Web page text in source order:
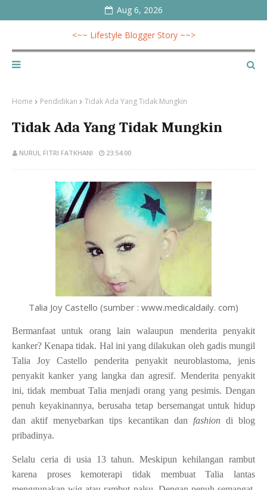
Aug 6, 2026
<~~ Lifestyle Blogger Story ~~>
Home Pendidikan Tidak Ada Yang Tidak Mungkin
Tidak Ada Yang Tidak Mungkin
NURUL FITRI FATKHANI 23:54:00
Talia Joy Castello (sumber : www.medicaldaily. com)
Bermanfaat untuk orang lain walaupun menderita penyakit
kanker? Kenapa tidak. Hal ini yang dilakukan oleh gadis mungil
Talia Joy Castello penderita penyakit neuroblastoma, jenis
penyakit kanker yang langka dan agresif. Menderita penyakit
ini, tidak membuat Talia menjadi orang yang pesimis. Dengan
penuh keyakinannya, berusaha tetap bersemangat untuk hidup
dan aktif menyebarkan tips kecantikan dan fashiondi blog
pribadinya.
Selalu ceria di usia 13 tahun. Meskipun kehilangan rambut
karena proses kemoterapi tidak membuat Talia lantas